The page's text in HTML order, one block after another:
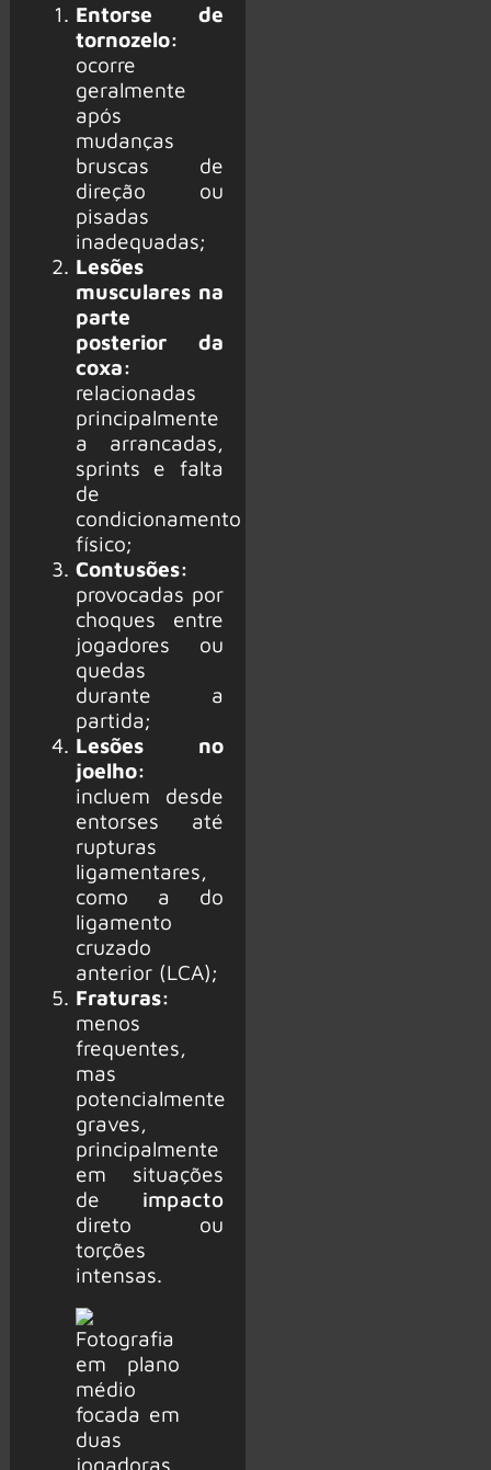
Entorse de
tornozelo:
ocorre
geralmente
após
mudanças
bruscas de
direção ou
pisadas
inadequadas;
Lesões
musculares na
parte
posterior da
coxa:
relacionadas
principalmente
a arrancadas,
sprints e falta
de
condicionamento
físico;
Contusões:
provocadas por
choques entre
jogadores ou
quedas
durante a
partida;
Lesões no
joelho:
incluem desde
entorses até
rupturas
ligamentares,
como a do
ligamento
cruzado
anterior (LCA);
Fraturas:
menos
frequentes,
mas
potencialmente
graves,
principalmente
em situações
de impacto
direto ou
torções
intensas.